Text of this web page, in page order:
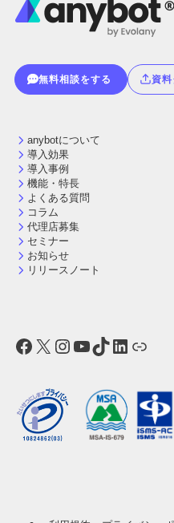
無料相談をする 資
anybotについて
導入効果
導入事例
機能・特長
よくある質問
コラム
代理店募集
セミナー
お知らせ
リリースノート
Facebook
X Instagram
YouTube
TikTok
LinkedIn
リンク